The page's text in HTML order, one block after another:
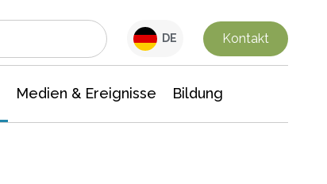
DE Kontakt
Medien & Ereignisse Bildung